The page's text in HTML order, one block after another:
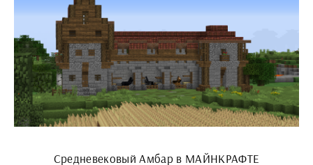
Средневековый Амбар в МАЙНКРАФТЕ